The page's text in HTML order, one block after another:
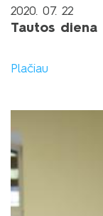
2020. 07. 22
Tautos diena
Plačiau